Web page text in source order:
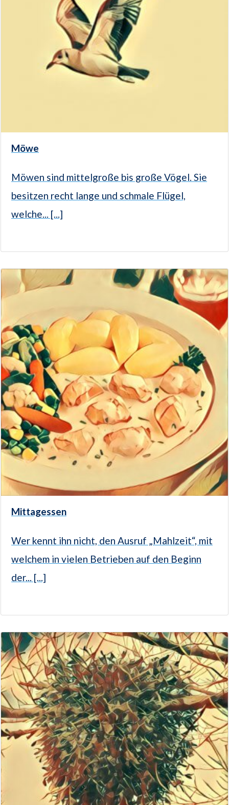
Möwe
Möwen sind mittelgroße bis große Vögel. Sie
besitzen recht lange und schmale Flügel,
welche... [...]
Mittagessen
Wer kennt ihn nicht, den Ausruf „Mahlzeit“, mit
welchem in vielen Betrieben auf den Beginn
der... [...]